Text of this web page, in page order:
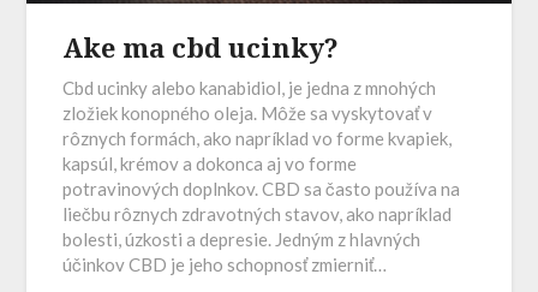
Ake ma cbd ucinky?
Cbd ucinky alebo kanabidiol, je jedna z mnohých
zložiek konopného oleja. Môže sa vyskytovať v
rôznych formách, ako napríklad vo forme kvapiek,
kapsúl, krémov a dokonca aj vo forme
potravinových doplnkov. CBD sa často používa na
liečbu rôznych zdravotných stavov, ako napríklad
bolesti, úzkosti a depresie. Jedným z hlavných
účinkov CBD je jeho schopnosť zmierniť…